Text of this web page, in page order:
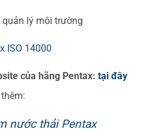
lý môi trường
ISO 14000
của hãng Pentax: tại đây
nước thải Pentax